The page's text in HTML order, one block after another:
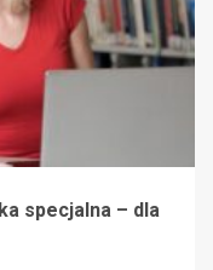
specjalna – dla